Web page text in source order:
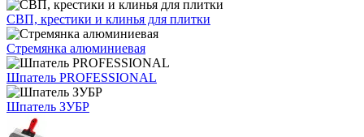
СВП, крестики и клинья для плитки
Стремянка алюминиевая
Шпатель PROFESSIONAL
Шпатель ЗУБР